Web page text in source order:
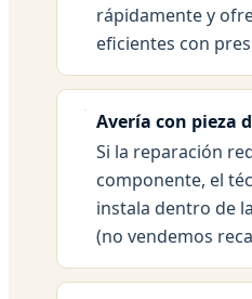
rápidamente y
eficientes con
Avería con pieza
Si la reparación
componente, el
instala dentro de
(no vendemos